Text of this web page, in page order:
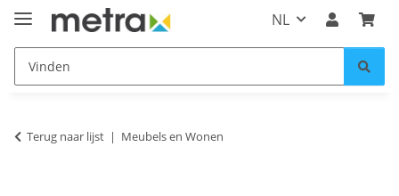
NL
Terug naar lijst Meubels en Wonen